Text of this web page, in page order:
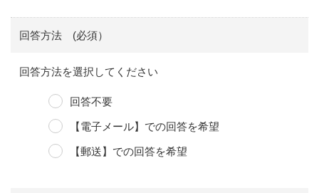
回答方法 (必須）
回答方法を選択してください
回答不要
【電子メール】での回答を希望
【郵送】での回答を希望